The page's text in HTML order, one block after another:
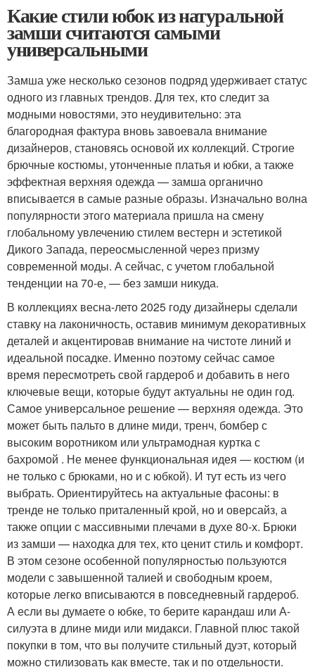
Какие стили юбок из натуральной
замши считаются самыми
универсальными
Замша уже несколько сезонов подряд удерживает статус
одного из главных трендов. Для тех, кто следит за
модными новостями, это неудивительно: эта
благородная фактура вновь завоевала внимание
дизайнеров, становясь основой их коллекций. Строгие
брючные костюмы, утонченные платья и юбки, а также
эффектная верхняя одежда — замша органично
вписывается в самые разные образы. Изначально волна
популярности этого материала пришла на смену
глобальному увлечению стилем вестерн и эстетикой
Дикого Запада, переосмысленной через призму
современной моды. А сейчас, с учетом глобальной
тенденции на 70-е, — без замши никуда.
В коллекциях весна-лето 2025 году дизайнеры сделали
ставку на лаконичность, оставив минимум декоративных
деталей и акцентировав внимание на чистоте линий и
идеальной посадке. Именно поэтому сейчас самое
время пересмотреть свой гардероб и добавить в него
ключевые вещи, которые будут актуальны не один год.
Самое универсальное решение — верхняя одежда. Это
может быть пальто в длине миди, тренч, бомбер с
высоким воротником или ультрамодная куртка с
бахромой . Не менее функциональная идея — костюм (и
не только с брюками, но и с юбкой). И тут есть из чего
выбрать. Ориентируйтесь на актуальные фасоны: в
тренде не только приталенный крой, но и оверсайз, а
также опции с массивными плечами в духе 80-х. Брюки
из замши — находка для тех, кто ценит стиль и комфорт.
В этом сезоне особенной популярностью пользуются
модели с завышенной талией и свободным кроем,
которые легко вписываются в повседневный гардероб.
А если вы думаете о юбке, то берите карандаш или А-
силуэта в длине миди или мидакси. Главной плюс такой
покупки в том, что вы получите стильный дуэт, который
можно стилизовать как вместе, так и по отдельности.